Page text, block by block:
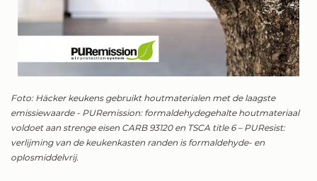
Foto: Häcker keukens gebruikt houtmaterialen met de laagste
emissiewaarde - PURemission: formaldehydegehalte houtmateriaal
voldoet aan strenge eisen CARB 93120 en TSCA title 6 – PUResist:
verlijming van de keukenkasten randen is formaldehyde- en
oplosmiddelvrij.